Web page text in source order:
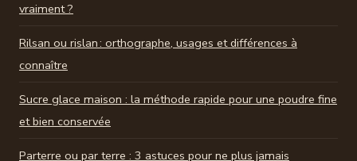
vraiment ?
Rilsan ou rislan : orthographe, usages et différences à
connaître
Sucre glace maison : la méthode rapide pour une poudre fine
et bien conservée
Parterre ou par terre : 3 astuces pour ne plus jamais